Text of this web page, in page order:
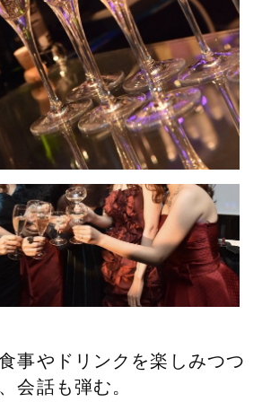
事やドリンクを楽しみつつ
会話も弾む。